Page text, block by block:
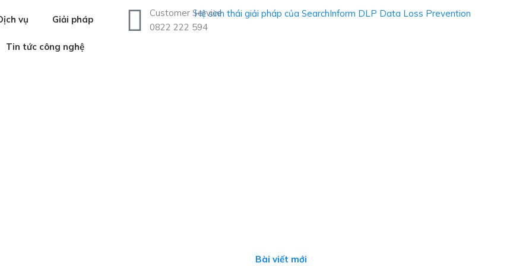
vụ Giải pháp
Tin tức công nghệ
Customer Service
0822 222 594
Bài viết mới